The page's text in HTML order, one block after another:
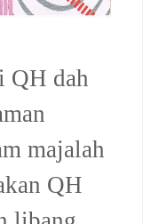
QH dah
majalah
QH